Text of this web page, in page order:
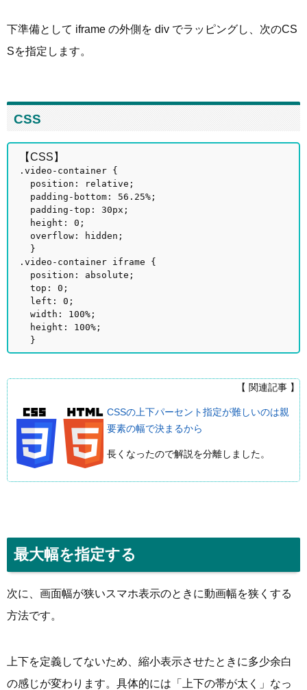
下準備として iframe の外側を div でラッピングし、次のCS
Sを指定します。
CSS
【CSS】
.video-container {
position: relative;
padding-bottom: 56.25%;
padding-top: 30px;
height: 0;
overflow: hidden;
}
.video-container iframe {
position: absolute;
top: 0;
left: 0;
width: 100%;
height: 100%;
}
【 関連記事 】
CSSの上下パーセント指定が難しいのは親
要素の幅で決まるから
長くなったので解説を分離しました。
最大幅を指定する
次に、画面幅が狭いスマホ表示のときに動画幅を狭くする
方法です。
上下を定義してないため、縮小表示させたときに多少余白
の感じが変わります。具体的には「上下の帯が太く」なっ